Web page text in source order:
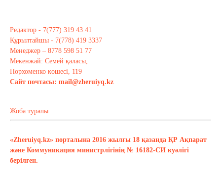
Редактор - 7(777) 319 43 41
Құрылтайшы - 7(778) 419 3337
Менеджер – 8778 598 51 77
Мекенжай: Семей қаласы,
Порхоменко көшесі, 119
Сайт почтасы: mail@zheruiyq.kz
Жоба туралы
«Zheruiyq.kz» порталына 2016 жылғы 18 қазанда ҚР Ақпарат
және Коммуникация министрлігінің № 16182-СИ куәлігі
берілген.